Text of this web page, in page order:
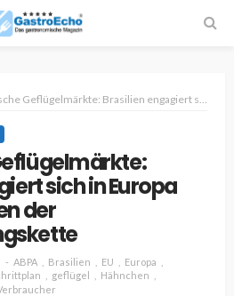
Brasilien engagiert sich in Europa auf allen Ebenen der Wertschöpfungskette
sich in Europa
der
ABPA Brasilien EU
Europa
geflügel
Hähnchen